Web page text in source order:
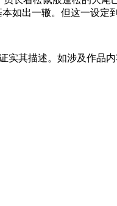
如出一辙。但这一设定
其描述。如涉及作品